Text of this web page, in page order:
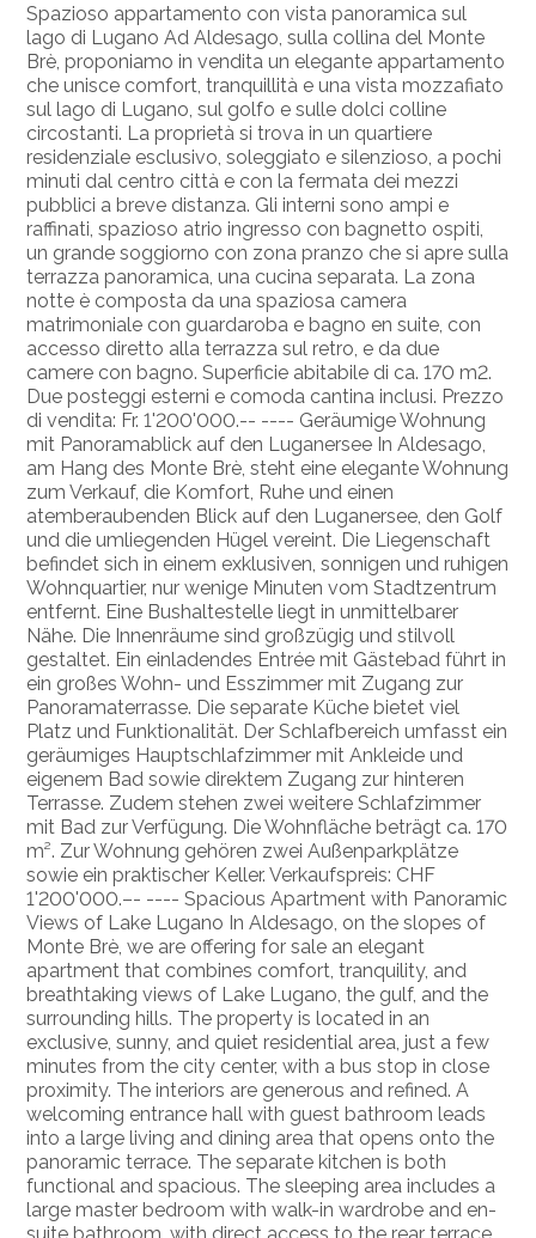
Spazioso appartamento con vista panoramica sul
lago di Lugano Ad Aldesago, sulla collina del Monte
Brè, proponiamo in vendita un elegante appartamento
che unisce comfort, tranquillità e una vista mozzafiato
sul lago di Lugano, sul golfo e sulle dolci colline
circostanti. La proprietà si trova in un quartiere
residenziale esclusivo, soleggiato e silenzioso, a pochi
minuti dal centro città e con la fermata dei mezzi
pubblici a breve distanza. Gli interni sono ampi e
raffinati, spazioso atrio ingresso con bagnetto ospiti,
un grande soggiorno con zona pranzo che si apre sulla
terrazza panoramica, una cucina separata. La zona
notte è composta da una spaziosa camera
matrimoniale con guardaroba e bagno en suite, con
accesso diretto alla terrazza sul retro, e da due
camere con bagno. Superficie abitabile di ca. 170 m2.
Due posteggi esterni e comoda cantina inclusi. Prezzo
di vendita: Fr. 1'200'000.-- ---- Geräumige Wohnung
mit Panoramablick auf den Luganersee In Aldesago,
am Hang des Monte Brè, steht eine elegante Wohnung
zum Verkauf, die Komfort, Ruhe und einen
atemberaubenden Blick auf den Luganersee, den Golf
und die umliegenden Hügel vereint. Die Liegenschaft
befindet sich in einem exklusiven, sonnigen und ruhigen
Wohnquartier, nur wenige Minuten vom Stadtzentrum
entfernt. Eine Bushaltestelle liegt in unmittelbarer
Nähe. Die Innenräume sind großzügig und stilvoll
gestaltet. Ein einladendes Entrée mit Gästebad führt in
ein großes Wohn- und Esszimmer mit Zugang zur
Panoramaterrasse. Die separate Küche bietet viel
Platz und Funktionalität. Der Schlafbereich umfasst ein
geräumiges Hauptschlafzimmer mit Ankleide und
eigenem Bad sowie direktem Zugang zur hinteren
Terrasse. Zudem stehen zwei weitere Schlafzimmer
mit Bad zur Verfügung. Die Wohnfläche beträgt ca. 170
m². Zur Wohnung gehören zwei Außenparkplätze
sowie ein praktischer Keller. Verkaufspreis: CHF
1'200'000.–- ---- Spacious Apartment with Panoramic
Views of Lake Lugano In Aldesago, on the slopes of
Monte Brè, we are offering for sale an elegant
apartment that combines comfort, tranquility, and
breathtaking views of Lake Lugano, the gulf, and the
surrounding hills. The property is located in an
exclusive, sunny, and quiet residential area, just a few
minutes from the city center, with a bus stop in close
proximity. The interiors are generous and refined. A
welcoming entrance hall with guest bathroom leads
into a large living and dining area that opens onto the
panoramic terrace. The separate kitchen is both
functional and spacious. The sleeping area includes a
large master bedroom with walk-in wardrobe and en-